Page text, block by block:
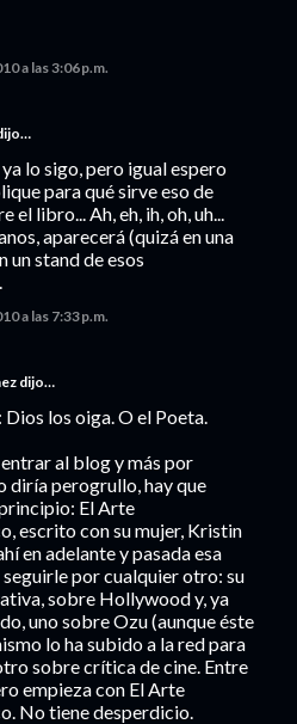
a las 3:06 p.m.
lo sigo, pero igual espero
para qué sirve eso de
el libro... Ah, eh, ih, oh, uh...
aparecerá (quizá en una
un stand de esos
a las 7:33 p.m.
dijo…
los oiga. O el Poeta.
al blog y más por
diría perogrullo, hay que
El Arte
escrito con su mujer, Kristin
en adelante y pasada esa
seguirle por cualquier otro: su
sobre Hollywood y, ya
uno sobre Ozu (aunque éste
lo ha subido a la red para
sobre crítica de cine. Entre
empieza con El Arte
No tiene desperdicio.